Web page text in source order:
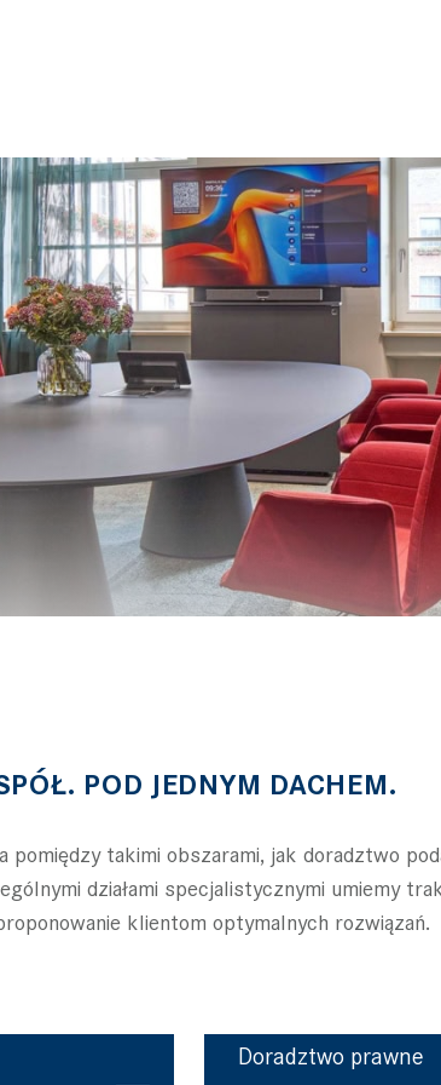
POD JEDNYM DACHEM.
pomiędzy takimi obszarami, jak doradztwo
działami specjalistycznymi umiemy
klientom optymalnych rozwiązań.
Doradztwo prawne